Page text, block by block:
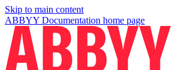
Skip to main content
ABBYY Documentation home page